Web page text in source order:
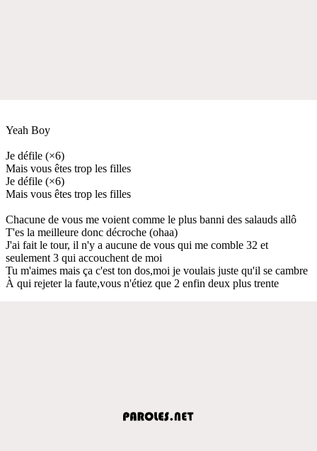
Yeah Boy
Je défile (×6)
Mais vous êtes trop les filles
Je défile (×6)
Mais vous êtes trop les filles
Chacune de vous me voient comme le plus banni des salauds allô
T'es la meilleure donc décroche (ohaa)
J'ai fait le tour, il n'y a aucune de vous qui me comble 32 et
seulement 3 qui accouchent de moi
Tu m'aimes mais ça c'est ton dos,moi je voulais juste qu'il se cambre
À qui rejeter la faute,vous n'étiez que 2 enfin deux plus trente